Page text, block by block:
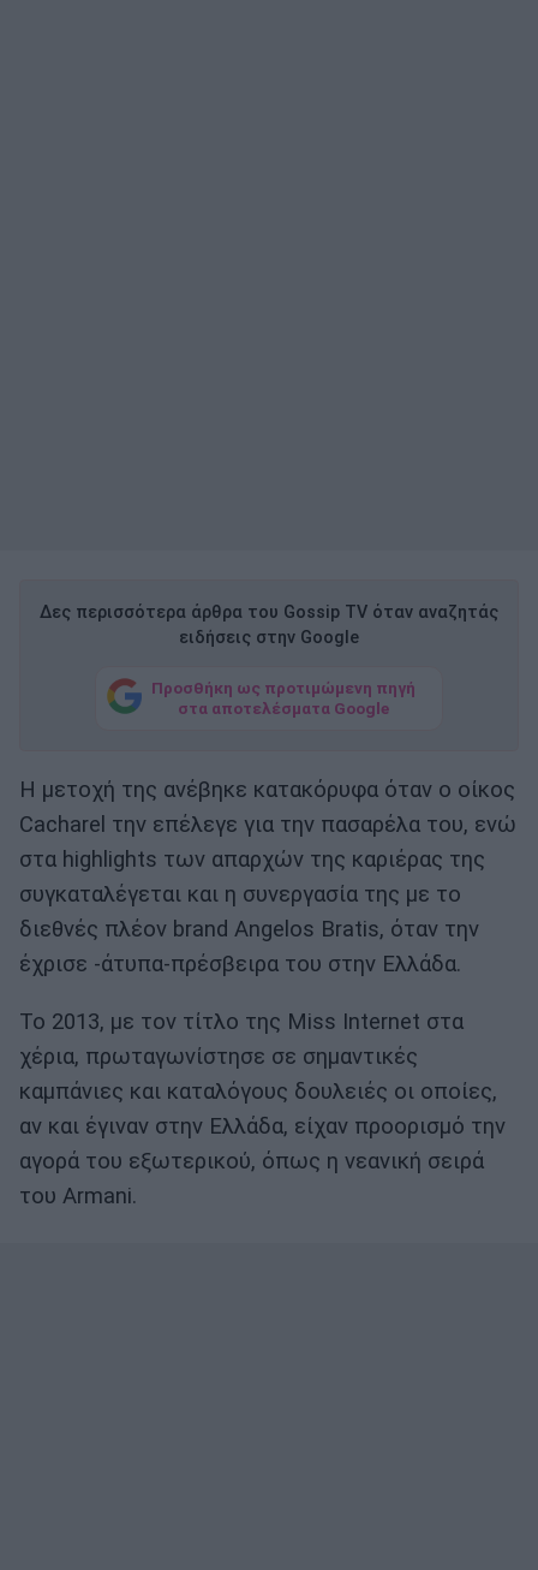
Δες περισσότερα άρθρα του Gossip TV όταν αναζητάς
ειδήσεις στην Google
Προσθήκη ως προτιμώμενη πηγή
στα αποτελέσματα Google
Η μετοχή της ανέβηκε κατακόρυφα όταν ο οίκος
Cacharel την επέλεγε για την πασαρέλα του, ενώ
στα highlights των απαρχών της καριέρας της
συγκαταλέγεται και η συνεργασία της με το
διεθνές πλέον brand Angelos Bratis, όταν την
έχρισε -άτυπα-πρέσβειρα του στην Ελλάδα.
Το 2013, με τον τίτλο της Miss Internet στα
χέρια, πρωταγωνίστησε σε σημαντικές
καμπάνιες και καταλόγους δουλειές οι οποίες,
αν και έγιναν στην Ελλάδα, είχαν προορισμό την
αγορά του εξωτερικού, όπως η νεανική σειρά
του Armani.